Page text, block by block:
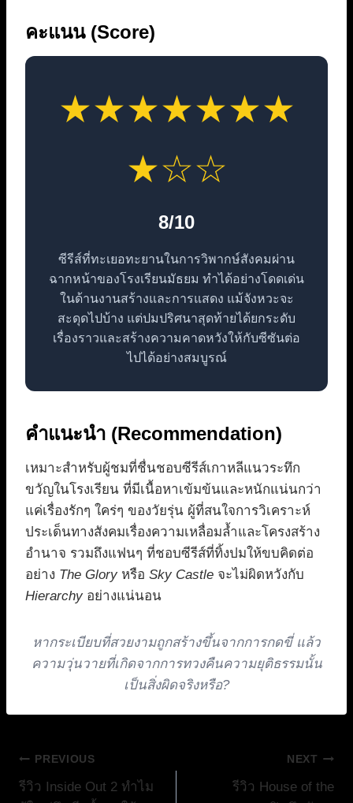
คะแนน (Score)
★★★★★★★
★☆☆
8/10
ซีรีส์ที่ทะเยอทะยานในการวิพากษ์สังคมผ่าน
ฉากหน้าของโรงเรียนมัธยม ทำได้อย่างโดดเด่น
ในด้านงานสร้างและการแสดง แม้จังหวะจะ
สะดุดไปบ้าง แต่ปมปริศนาสุดท้ายได้ยกระดับ
เรื่องราวและสร้างความคาดหวังให้กับซีซันต่อ
ไปได้อย่างสมบูรณ์
คำแนะนำ (Recommendation)
เหมาะสำหรับผู้ชมที่ชื่นชอบซีรีส์เกาหลีแนวระทึก
ขวัญในโรงเรียน ที่มีเนื้อหาเข้มข้นและหนักแน่นกว่า
แค่เรื่องรักๆ ใคร่ๆ ของวัยรุ่น ผู้ที่สนใจการวิเคราะห์
ประเด็นทางสังคมเรื่องความเหลื่อมล้ำและโครงสร้าง
อำนาจ รวมถึงแฟนๆ ที่ชอบซีรีส์ที่ทิ้งปมให้ขบคิดต่อ
อย่าง The Glory หรือ Sky Castle จะไม่ผิดหวังกับ
Hierarchy อย่างแน่นอน
หากระเบียบที่สวยงามถูกสร้างขึ้นจากการกดขี่ แล้ว
ความวุ่นวายที่เกิดจากการทวงคืนความยุติธรรมนั้น
เป็นสิ่งผิดจริงหรือ?
แนะแนว
เรื่อง
PREVIOUS
รีวิว Inside Out 2 ทำไม
NEXT
รีวิว House of the